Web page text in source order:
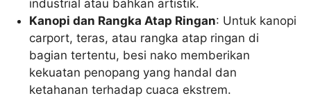
industrial atau bahkan artistik.
Kanopi dan Rangka Atap Ringan: Untuk kanopi
carport, teras, atau rangka atap ringan di
bagian tertentu, besi nako memberikan
kekuatan penopang yang handal dan
ketahanan terhadap cuaca ekstrem.